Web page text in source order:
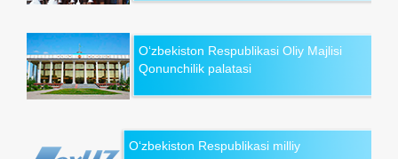
O‘zbekiston Respublikasi Oliy Majlisi
Qonunchilik palatasi
O‘zbekiston Respublikasi milliy